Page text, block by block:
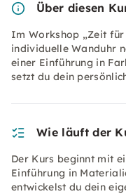
Über diesen
Im Workshop „Zeit
individuelle Wanduhr
einer Einführung in
setzt du dein
Wie läuft der
Der Kurs beginnt mit
Einführung in
entwickelst du dein